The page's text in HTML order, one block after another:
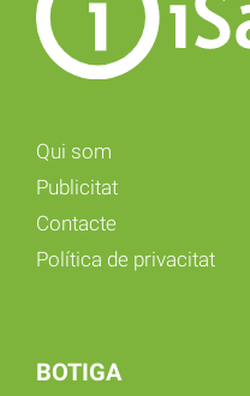
Qui som
Publicitat
Contacte
Política de privacitat
BOTIGA